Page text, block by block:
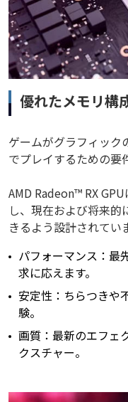
優れたメモリ構
ゲームがグラフィック
でプレイするための要
AMD Radeon™ RX
し、現在および将来
きるよう設計されてい
パフォーマンス：最
求に応えます。
安定性：ちらつきや
験。
画質：最新のエフェ
クスチャー。